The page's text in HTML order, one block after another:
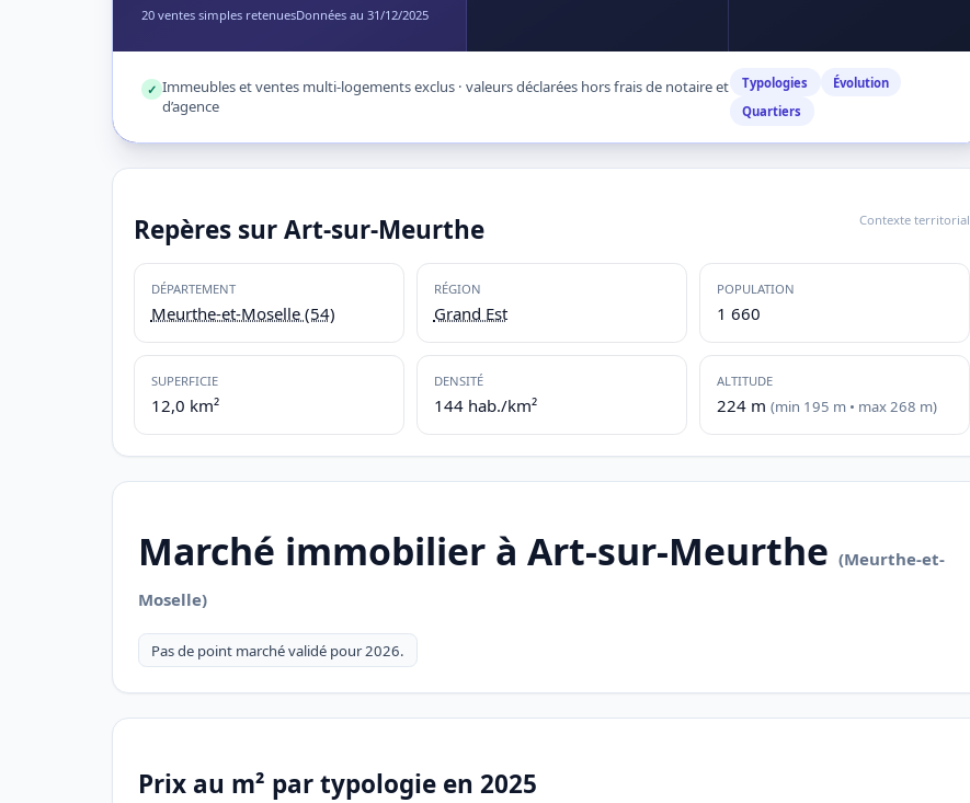
20 ventes simples retenuesDonnées au 31/12/2025
✓ Immeubles et ventes multi-logements exclus · valeurs déclarées hors frais de notaire et
d’agence
Typologies
Évolution
Quartiers
Repères sur Art-sur-Meurthe Contexte territorial
DÉPARTEMENT
Meurthe-et-Moselle (54)
RÉGION
Grand Est
POPULATION
1 660
SUPERFICIE
12,0 km²
DENSITÉ
144 hab./km²
ALTITUDE
224 m (min 195 m • max 268 m)
Marché immobilier à Art-sur-Meurthe (Meurthe-et-
Moselle)
Pas de point marché validé pour 2026.
Prix au m² par typologie en 2025